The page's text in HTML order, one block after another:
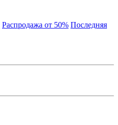
Распродажа от 50% Последняя